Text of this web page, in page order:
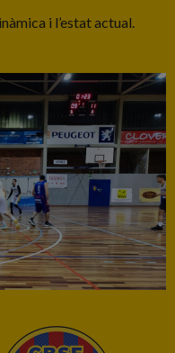
i l’estat actual.